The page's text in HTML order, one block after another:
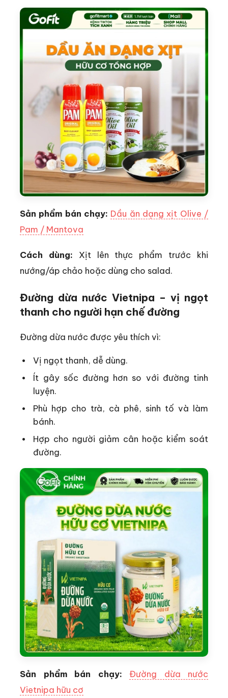
Sản phẩm bán chạy: Dầu ăn dạng xịt Olive /
Pam / Mantova
Cách dùng: Xịt lên thực phẩm trước khi
nướng/áp chảo hoặc dùng cho salad.
Đường dừa nước Vietnipa – vị ngọt
thanh cho người hạn chế đường
Đường dừa nước được yêu thích vì:
Vị ngọt thanh, dễ dùng.
Ít gây sốc đường hơn so với đường tinh
luyện.
Phù hợp cho trà, cà phê, sinh tố và làm
bánh.
Hợp cho người giảm cân hoặc kiểm soát
đường.
Sản phẩm bán chạy: Đường dừa nước
Vietnipa hữu cơ